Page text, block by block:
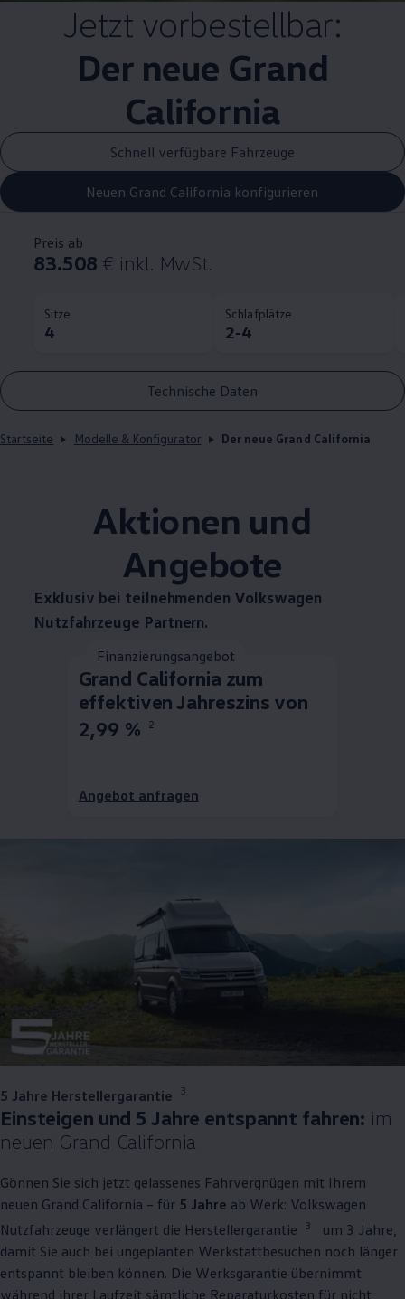
Jetzt vorbestellbar:
Der neue Grand
California
Schnell verfügbare Fahrzeuge
Neuen Grand California konfigurieren
Preis ab
83.508 € inkl. MwSt.
Sitze
4
Schlafplätze
2-4
Technische Daten
Startseite Modelle & Konfigurator Der neue Grand California
Aktionen und
Angebote
Exklusiv bei teilnehmenden Volkswagen
Nutzfahrzeuge Partnern.
Finanzierungsangebot
Grand California zum
effektiven Jahreszins von
2,99 %
2
Angebot anfragen
5 Jahre Herstellergarantie 3
Einsteigen und 5 Jahre entspannt fahren: im
neuen Grand California
Gönnen Sie sich jetzt gelassenes Fahrvergnügen mit Ihrem
neuen Grand California – für 5 Jahre ab Werk: Volkswagen
Nutzfahrzeuge verlängert die Herstellergarantie 3
um 3 Jahre,
damit Sie auch bei ungeplanten Werkstattbesuchen noch länger
entspannt bleiben können. Die Werksgarantie übernimmt
während ihrer Laufzeit sämtliche Reparaturkosten für nicht